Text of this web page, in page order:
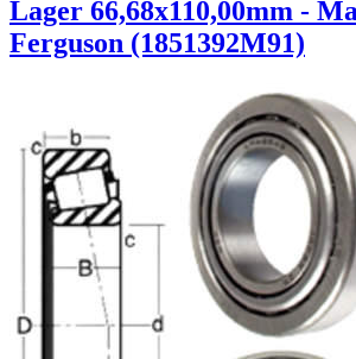
Lager 66,68x110,00mm -
Ferguson (1851392M91)